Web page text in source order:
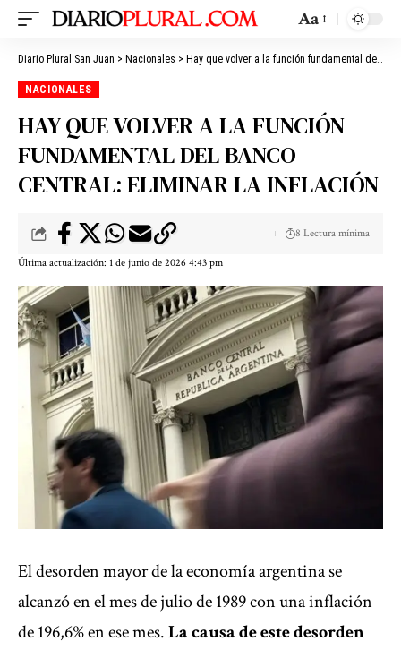
Aa
Diario Plural San Juan > Nacionales > Hay que volver a la función fundamental del Banco Central: eliminar la inflación
NACIONALES
HAY QUE VOLVER A LA FUNCIÓN
FUNDAMENTAL DEL BANCO
CENTRAL: ELIMINAR LA INFLACIÓN
Última actualización: 1 de junio de 2026 4:43 pm
8 Lectura mínima
El desorden mayor de la economía argentina se
alcanzó en el mes de julio de 1989 con una inflación
de 196,6% en ese mes.La causa de este desorden